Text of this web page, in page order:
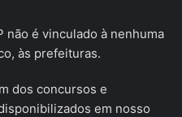
não é vinculado à nenhuma
às prefeituras.
dos concursos e
em nosso